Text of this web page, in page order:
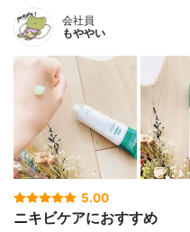
会社員
もややい
5.00
ニキビケアにおすすめ